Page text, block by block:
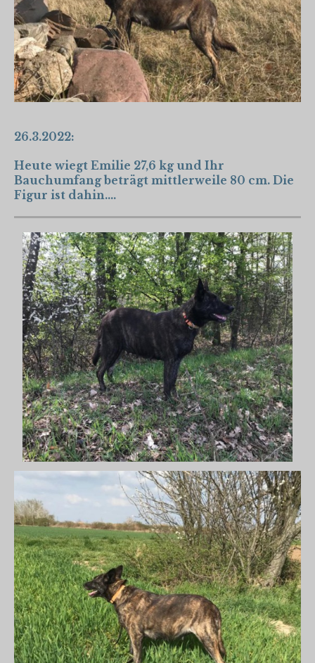
26.3.2022:
Heute wiegt Emilie 27,6 kg und Ihr
Bauchumfang beträgt mittlerweile 80 cm. Die
Figur ist dahin....